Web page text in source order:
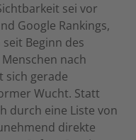
sei vor
Google Rankings,
Beginn des
nach
sich gerade
Wucht. Statt
durch eine Liste von
direkte